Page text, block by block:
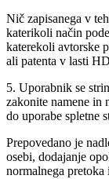
Nič zapisanega v
katerikoli način
katerekoli avtorske
ali patenta v lasti
5. Uporabnik se
zakonite namene in
do uporabe spletne
Prepovedano je
osebi, dodajanje
normalnega